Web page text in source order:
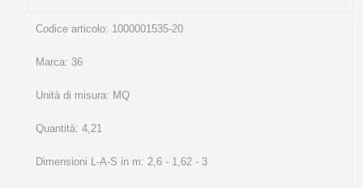
Codice articolo: 1000001535-20
Marca: 36
Unità di misura: MQ
Quantità: 4,21
Dimensioni L-A-S in m: 2,6 - 1,62 - 3